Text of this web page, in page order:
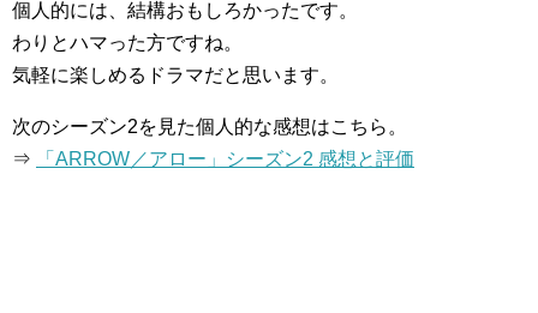
個人的には、結構おもしろかったです。
わりとハマった方ですね。
気軽に楽しめるドラマだと思います。
次のシーズン2を見た個人的な感想はこちら。
⇒
「ARROW／アロー」シーズン2 感想と評価